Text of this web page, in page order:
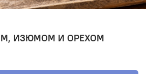
ИЗЮМОМ И ОРЕХОМ